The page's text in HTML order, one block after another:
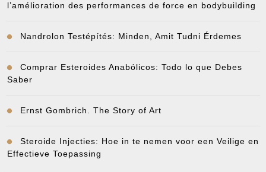
l’amélioration des performances de force en bodybuilding
Nandrolon Testépítés: Minden, Amit Tudni Érdemes
Comprar Esteroides Anabólicos: Todo lo que Debes
Saber
Ernst Gombrich. The Story of Art
Steroide Injecties: Hoe in te nemen voor een Veilige en
Effectieve Toepassing